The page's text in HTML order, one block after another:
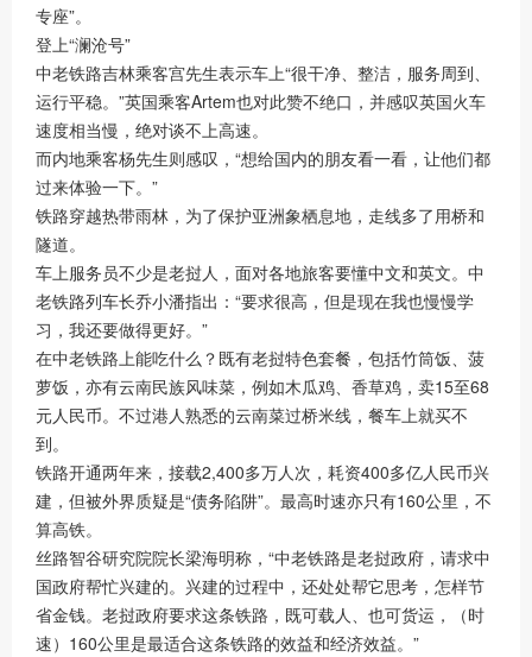
专座”。
登上“澜沧号”
中老铁路吉林乘客宫先生表示车上“很干净、整洁，服务周到、
运行平稳。”英国乘客Artem也对此赞不绝口，并感叹英国火车
速度相当慢，绝对谈不上高速。
而内地乘客杨先生则感叹，“想给国内的朋友看一看，让他们都
过来体验一下。”
铁路穿越热带雨林，为了保护亚洲象栖息地，走线多了用桥和
隧道。
车上服务员不少是老挝人，面对各地旅客要懂中文和英文。中
老铁路列车长乔小潘指出：“要求很高，但是现在我也慢慢学
习，我还要做得更好。”
在中老铁路上能吃什么？既有老挝特色套餐，包括竹筒饭、菠
萝饭，亦有云南民族风味菜，例如木瓜鸡、香草鸡，卖15至68
元人民币。不过港人熟悉的云南菜过桥米线，餐车上就买不
到。
铁路开通两年来，接载2,400多万人次，耗资400多亿人民币兴
建，但被外界质疑是“债务陷阱”。最高时速亦只有160公里，不
算高铁。
丝路智谷研究院院长梁海明称，“中老铁路是老挝政府，请求中
国政府帮忙兴建的。兴建的过程中，还处处帮它思考，怎样节
省金钱。老挝政府要求这条铁路，既可载人、也可货运，（时
速）160公里是最适合这条铁路的效益和经济效益。”